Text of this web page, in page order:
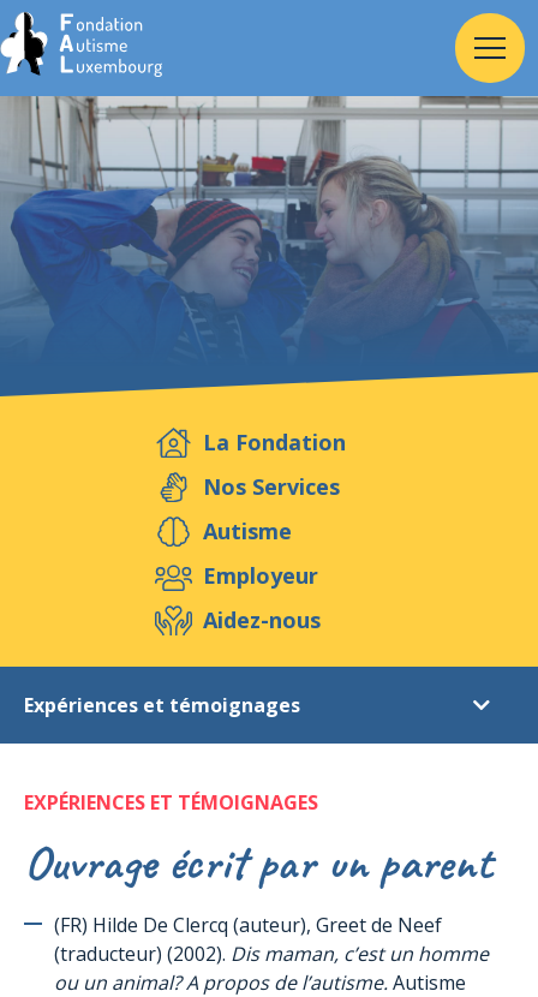
Accueil
Fondation
Services
Employeur
Aidez-nous
Evénements Publications Médias
Ressources & Outils
La Fondation
Nos Services
Autisme
Employeur
Aidez-nous
Expériences et témoignages
Introduction
Autisme
Le syndrome d’Asperger (en général)
Le syndrome d’Asperger (chez les femmes et les filles)
Le programme TEACCH
EXPÉRIENCES ET TÉMOIGNAGES
Ouvrage écrit par un parent
(FR) Hilde De Clercq (auteur), Greet de Neef
(traducteur) (2002). Dis maman, c’est un homme
ou un animal? A propos de l’autisme.Autisme